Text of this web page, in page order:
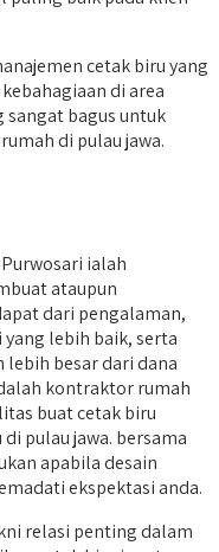
cetak biru yang
di area
sangat bagus untuk
di pulau jawa.
ialah
ataupun
dari pengalaman,
lebih baik, serta
lebih besar dari dana
kontraktor rumah
buat cetak biru
pulau jawa. bersama
apabila desain
ekspektasi anda.
relasi penting dalam